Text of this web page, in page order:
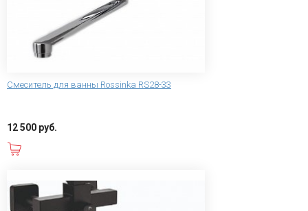
Смеситель для ванны Rossinka RS28-33
12 500 руб.